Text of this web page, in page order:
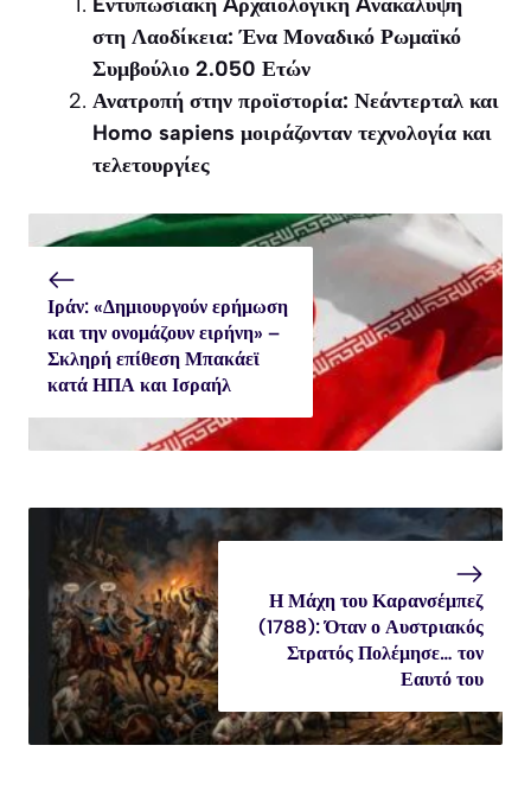
στη Λαοδίκεια: Ένα Μοναδικό Ρωμαϊκό
Συμβούλιο 2.050 Ετών
Ανατροπή στην προϊστορία: Νεάντερταλ και
Homo sapiens μοιράζονταν τεχνολογία και
τελετουργίες
Ιράν: «Δημιουργούν ερήμωση
και την ονομάζουν ειρήνη» –
Σκληρή επίθεση Μπακάεϊ
κατά ΗΠΑ και Ισραήλ
Η Μάχη του Καρανσέμπεζ
(1788): Όταν ο Αυστριακός
Στρατός Πολέμησε… τον
Εαυτό του